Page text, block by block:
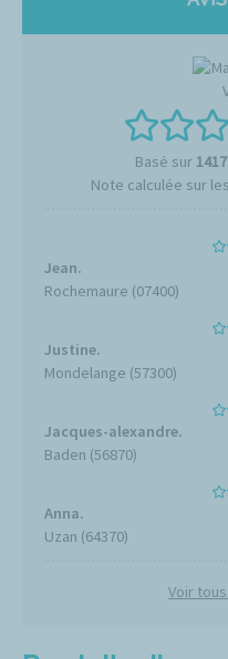
Basé sur 1417
Note calculée sur
Jean.
Rochemaure (07400)
Justine.
Mondelange (57300)
Jacques-alexandre.
Baden (56870)
Anna.
Uzan (64370)
Voir